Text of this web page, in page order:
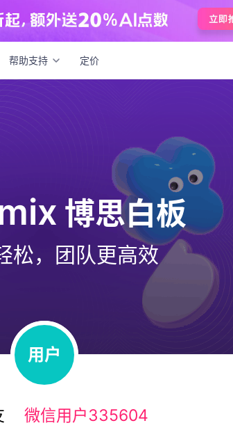
帮助支持 定价
博思白板
松，团队更高效
用户
微信用户335604